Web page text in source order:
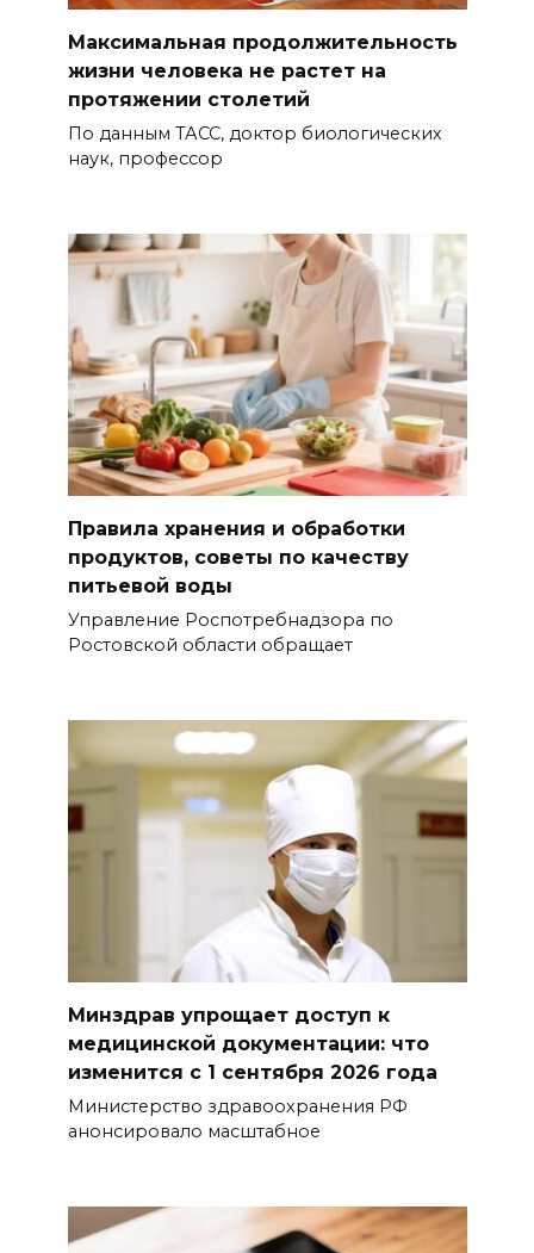
Максимальная продолжительность
жизни человека не растет на
протяжении столетий
По данным ТАСС, доктор биологических
наук, профессор
Правила хранения и обработки
продуктов, советы по качеству
питьевой воды
Управление Роспотребнадзора по
Ростовской области обращает
Минздрав упрощает доступ к
медицинской документации: что
изменится с 1 сентября 2026 года
Министерство здравоохранения РФ
анонсировало масштабное